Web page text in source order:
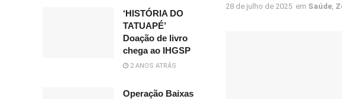
28 de julho de 2025 em Saúde,
‘HISTÓRIA DO
TATUAPÉ’
Doação de livro
chega ao IHGSP
2 ANOS ATRÁS
Operação Baixas